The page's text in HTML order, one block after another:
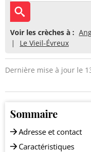
Voir les crèches à :
Le Vieil-Évreux
Dernière mise à jour le
Sommaire
Adresse et contact
Caractéristiques